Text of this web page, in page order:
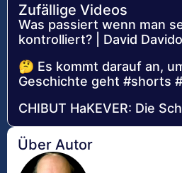
Zufällige Videos
Was passiert wenn man
kontrolliert? | David
🤔 Es kommt darauf an,
Geschichte geht #shorts
CHIBUT HaKEVER: Die
Über Autor